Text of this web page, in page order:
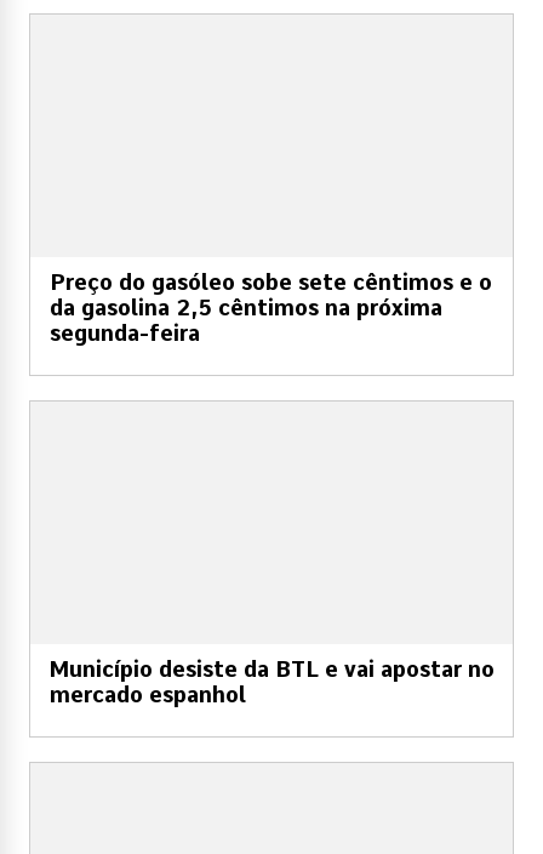
Preço do gasóleo sobe sete cêntimos e o
da gasolina 2,5 cêntimos na próxima
segunda-feira
Município desiste da BTL e vai apostar no
mercado espanhol